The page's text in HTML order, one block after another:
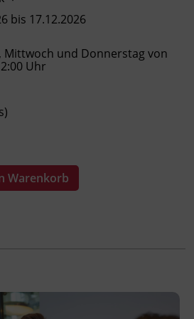
für den Beruf ( EDV, neue
am Arbeitsplatz,
etc.
Vorkenntnisse der
Rücksicht
bis 17.12.2026
Mittwoch und Donnerstag von
Uhr
Warenkorb